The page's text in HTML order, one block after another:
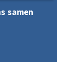
samen